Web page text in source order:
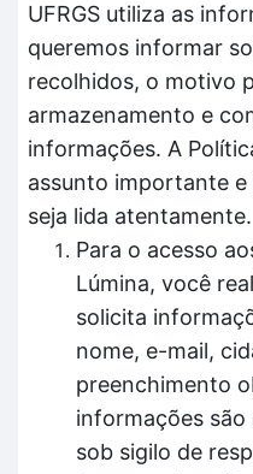
UFRGS utiliza as
queremos informar
recolhidos, o motivo
armazenamento e
informações. A
assunto importante
seja lida atentamente.
Para o acesso
Lúmina, você
solicita
nome, e-mail,
preenchimento
informações
sob sigilo de